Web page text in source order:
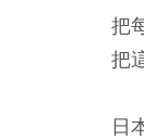
把
把
日